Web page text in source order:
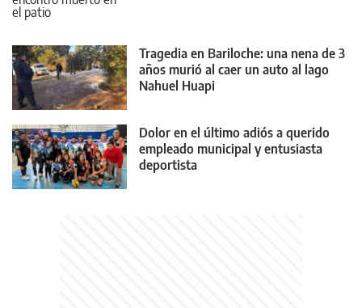
Tragedia en Bariloche: una nena de 3
años murió al caer un auto al lago
Nahuel Huapi
Dolor en el último adiós a querido
empleado municipal y entusiasta
deportista